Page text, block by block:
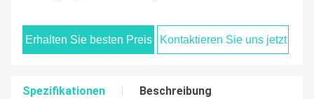
Erhalten Sie besten Preis Kontaktieren Sie uns jetzt
Spezifikationen Beschreibung